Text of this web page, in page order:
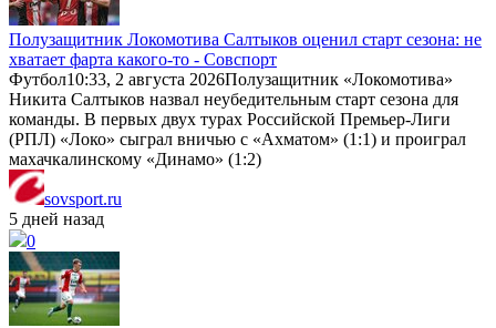
Полузащитник Локомотива Салтыков оценил старт сезона: не
хватает фарта какого-то - Совспорт
Футбол10:33, 2 августа 2026Полузащитник «Локомотива»
Никита Салтыков назвал неубедительным старт сезона для
команды. В первых двух турах Российской Премьер-Лиги
(РПЛ) «Локо» сыграл вничью с «Ахматом» (1:1) и проиграл
махачкалинскому «Динамо» (1:2)
sovsport.ru
5 дней назад
0